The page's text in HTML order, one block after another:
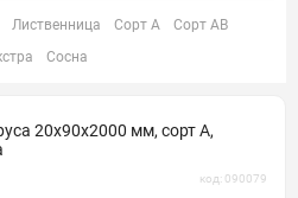
Лиственница Сорт А
Сорт АВ
Сосна
20х90х2000 мм, сорт А,
код: 090079